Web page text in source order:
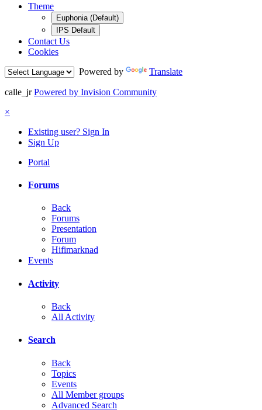
Theme
Euphonia (Default)
IPS Default
Contact Us
Cookies
Powered by
Translate
calle_jr Powered by Invision Community
×
Existing user? Sign In
Sign Up
Portal
Forums
Back
Forums
Presentation
Forum
Hifimarknad
Events
Activity
Back
All Activity
Search
Back
Topics
Events
All Member groups
Advanced Search